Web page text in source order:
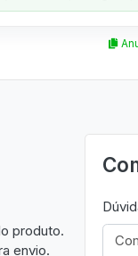
produto.
envio.